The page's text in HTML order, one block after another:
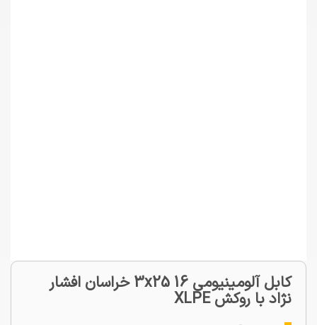
کابل آلومینیومی 3x25 16 خراسان افشار
نژاد با روکش XLPE